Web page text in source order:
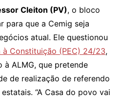
Cleiton (PV), o bloco
para que a Cemig seja
atual. Ele questionou
à Constituição (PEC) 24/23,
à ALMG, que pretende
de realização de referendo
“A Casa do povo vai